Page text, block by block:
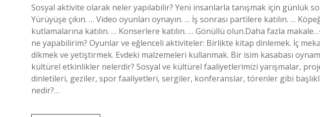
Sosyal aktivite olarak neler yapılabilir? Yeni insanlarla tanışmak için günlük
Yürüyüşe çıkın. … Video oyunları oynayın. … İş sonrası partilere katılın. …
kutlamalarına katılın. … Konserlere katılın. … Gönüllü olun.Daha fazla
ne yapabilirim? Oyunlar ve eğlenceli aktiviteler: Birlikte kitap dinlemek. İç
dikmek ve yetiştirmek. Evdeki malzemeleri kullanmak. Bir isim kasabası
kültürel etkinlikler nelerdir? Sosyal ve kültürel faaliyetlerimizi yarışmalar,
dinletileri, geziler, spor faaliyetleri, sergiler, konferanslar, törenler gibi
nedir?…